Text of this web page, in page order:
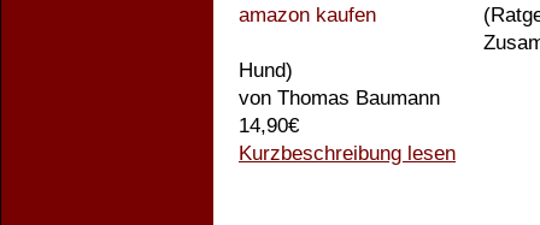
Hund)
von Thomas Baumann
14,90€
Kurzbeschreibung lesen